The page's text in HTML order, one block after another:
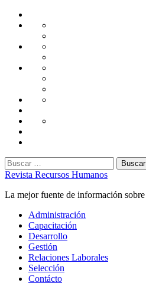
Saltar
Administración
Capacitación
Desarrollo
Gestión
Laborales
Selección
Buscar:
Revista Recursos Humanos
La mejor fuente de información
Menú
principal
Administración
Capacitación
Desarrollo
Gestión
Relaciones Laborales
Selección
Contácto